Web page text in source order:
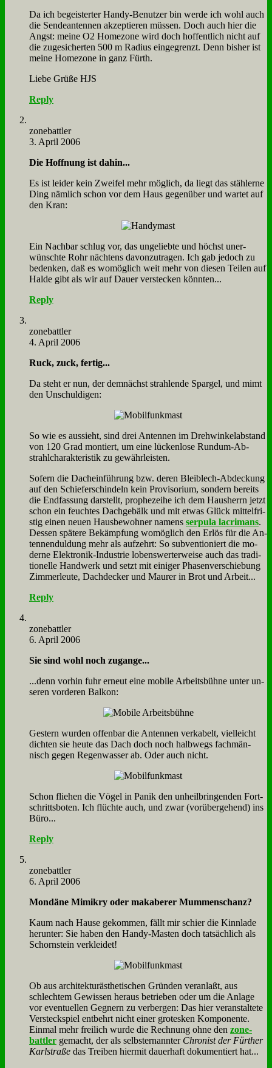
Da ich be­gei­ster­ter Han­dy-Be­nut­zer bin wer­de ich wohl auch
die Sen­de­an­ten­nen ak­zep­tie­ren müs­sen. Doch auch hier die
Angst: mei­ne O2 Ho­me­zo­ne wird doch hof­fent­lich nicht auf
die zu­ge­si­cher­ten 500 m Ra­di­us ein­ge­grenzt. Denn bis­her ist
mei­ne Ho­me­zo­ne in ganz Fürth.
Lie­be Grü­ße HJS
Reply
zone­batt­ler
3. April 2006
Die Hoff­nung ist da­hin...
Es ist lei­der kein Zwei­fel mehr mög­lich, da liegt das stäh­ler­ne
Ding näm­lich schon vor dem Haus ge­gen­über und war­tet auf
den Kran:
Ein Nach­bar schlug vor, das un­ge­lieb­te und höchst un­er­
wünsch­te Rohr näch­tens da­von­zu­tra­gen. Ich gab je­doch zu
be­den­ken, daß es wo­mög­lich weit mehr von die­sen Tei­len auf
Hal­de gibt als wir auf Dau­er ver­stecken könn­ten...
Reply
zone­batt­ler
4. April 2006
Ruck, zuck, fer­tig...
Da steht er nun, der dem­nächst strah­len­de Spar­gel, und mimt
den Un­schul­di­gen:
So wie es aus­sieht, sind drei An­ten­nen im Dreh­win­kel­ab­stand
von 120 Grad mon­tiert, um ei­ne lücken­lo­se Rund­um-Ab­
strahl­cha­rak­te­ri­stik zu ge­währ­lei­sten.
So­fern die Dach­ein­füh­rung bzw. de­ren Blei­blech-Ab­deckung
auf den Schie­fer­schin­deln kein Pro­vi­so­ri­um, son­dern be­reits
die End­fas­sung dar­stellt, pro­phe­zei­he ich dem Haus­herrn jetzt
schon ein feuch­tes Dach­ge­bälk und mit et­was Glück mit­tel­fri­
stig ei­nen neu­en Haus­be­woh­ner na­mens ser­pu­la lacri­mans.
Des­sen spä­te­re Be­kämp­fung wo­mög­lich den Er­lös für die An­
ten­nen­dul­dung mehr als auf­zehrt: So sub­ven­tio­niert die mo­
der­ne Elek­tro­nik-In­du­strie lo­bens­wer­ter­wei­se auch das tra­di­
tio­nel­le Hand­werk und setzt mit ei­ni­ger Pha­sen­ver­schie­bung
Zim­mer­leu­te, Dach­decker und Mau­rer in Brot und Ar­beit...
Reply
zone­batt­ler
6. April 2006
Sie sind wohl noch zu­gan­ge...
...denn vor­hin fuhr er­neut ei­ne mo­bi­le Ar­beits­büh­ne un­ter un­
se­ren vor­de­ren Bal­kon:
Ge­stern wur­den of­fen­bar die An­ten­nen ver­ka­belt, viel­leicht
dich­ten sie heu­te das Dach doch noch halb­wegs fach­män­
nisch ge­gen Re­gen­was­ser ab. Oder auch nicht.
Schon flie­hen die Vö­gel in Pa­nik den un­heil­brin­gen­den Fort­
schritts­bo­ten. Ich flüch­te auch, und zwar (vor­über­ge­hend) ins
Bü­ro...
Reply
zone­batt­ler
6. April 2006
Mon­dä­ne Mi­mi­kry oder ma­ka­be­rer Mum­men­schanz?
Kaum nach Hau­se ge­kom­men, fällt mir schier die Kinn­la­de
her­un­ter: Sie ha­ben den Han­dy-Ma­sten doch tat­säch­lich als
Schorn­stein ver­klei­det!
Ob aus ar­chi­tek­tur­äs­the­ti­schen Grün­den ver­an­laßt, aus
schlech­tem Ge­wis­sen her­aus be­trie­ben oder um die An­la­ge
vor even­tu­el­len Geg­nern zu ver­ber­gen: Das hier ver­an­stal­te­te
Ver­steck­spiel ent­behrt nicht ei­ner gro­tes­ken Kom­po­nen­te.
Ein­mal mehr frei­lich wur­de die Rech­nung oh­ne den zone­
batt­ler ge­macht, der als selbst­er­nann­ter Chro­nist der Für­ther
Karl­stra­ße das Trei­ben hier­mit dau­er­haft do­ku­men­tiert hat...